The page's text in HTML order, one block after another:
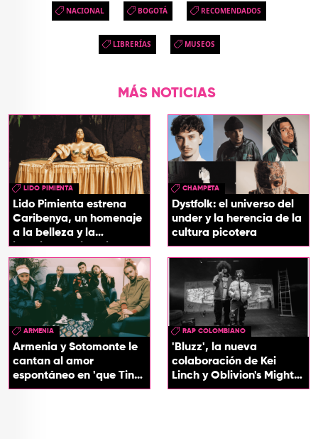
NACIONAL BOGOTÁ RECOMENDADOS
LIBRERÍAS MUSEOS
MÁS NOTICIAS
LIDO PIMIENTA
Lido Pimienta estrena
Caribenya, un homenaje
a la belleza y la
identidad del Caribe
CHAMPETA
Dystfolk: el universo del
under y la herencia de la
cultura picotera
ARMENIA
Armenia y Sotomonte le
cantan al amor
espontáneo en 'que Tin
que Tan'
RAP COLOMBIANO
'Bluzz', la nueva
colaboración de Kei
Linch y Oblivion's Mighty
Trash